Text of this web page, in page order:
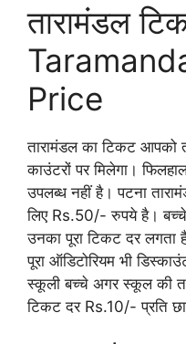
तारामंडल
Price
तारामंडल का टिकट आपको
काउंटरों पर मिलेगा।
उपलब्ध नहीं है। पटना
लिए Rs.50/- रुपये है।
उनका पूरा टिकट दर लगता
पूरा ऑडिटोरियम भी
स्कूली बच्चे अगर स्कूल की
टिकट दर Rs.10/- प्रति